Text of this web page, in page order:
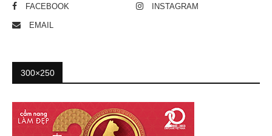
FACEBOOK INSTAGRAM
EMAIL
300×250